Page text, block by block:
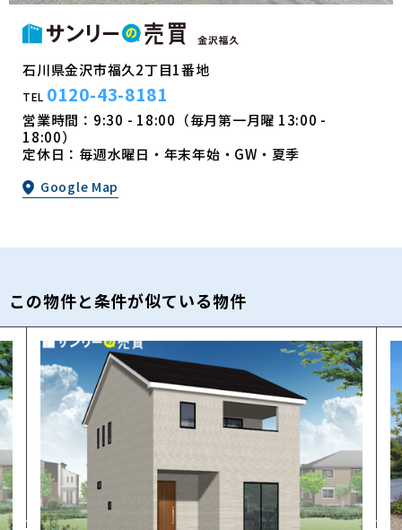
石川県金沢市福久2丁目1番地
TEL 0120-43-8181
営業時間：9:30 - 18:00（毎月第一月曜 13:00 -
18:00）
定休日：毎週水曜日・年末年始・GW・夏季
Google Map
この物件と条件が似ている物件